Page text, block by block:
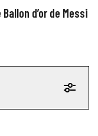
d’or de Messi